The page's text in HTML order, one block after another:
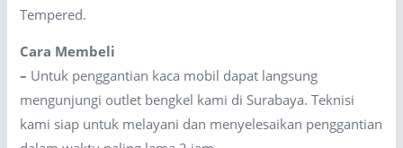
Tempered.
Cara Membeli
– Untuk penggantian kaca mobil dapat langsung
mengunjungi outlet bengkel kami di Surabaya. Teknisi
kami siap untuk melayani dan menyelesaikan penggantian